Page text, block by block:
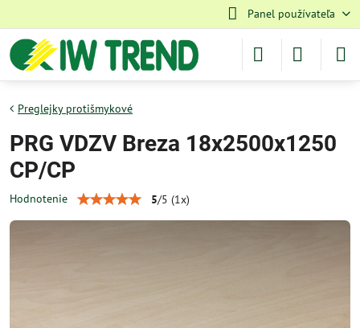
Panel používateľa
Preglejky protišmykové
PRG VDZV Breza 18x2500x1250
CP/CP
Hodnotenie 5/5 (1x)